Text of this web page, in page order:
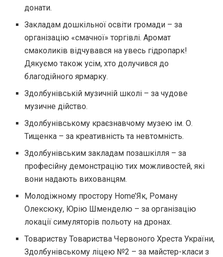
донати.
Закладам дошкільної освіти громади – за
організацію «смачної» торгівлі. Аромат
смаколиків відчувався на увесь гідропарк!
Дякуємо також усім, хто долучився до
благодійного ярмарку.
Здолбунівській музичній школі – за чудове
музичне дійство.
Здолбунівському краєзнавчому музею ім. О.
Тищенка – за креативність та невтомність.
Здолбунівським закладам позашкілля – за
професійну демонстрацію тих можливостей, які
вони надають вихованцям.
Молодіжному простору Home’Як, Роману
Олексюку, Юрію Шменделю – за організацію
локації симуляторів польоту на дронах.
Товариству Товариства Червоного Хреста України,
Здолбунівському ліцею №2 – за майстер-класи з